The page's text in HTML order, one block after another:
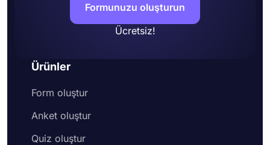
Formunuzu oluşturun
Ücretsiz!
Ürünler
Form oluştur
Anket oluştur
Quiz oluştur